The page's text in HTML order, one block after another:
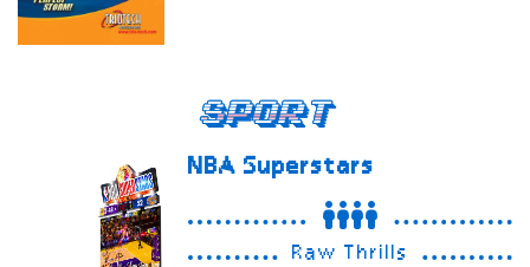
Sport
NBA Superstars
Raw Thrills